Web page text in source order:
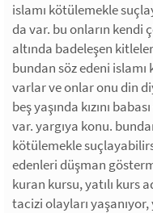
islamı kötülemekle
da var. bu onların kendi
altında badeleşen
bundan söz edeni islamı
varlar ve onlar onu din
beş yaşında kızını
var. yargıya konu.
kötülemekle
edenleri düşman
kuran kursu, yatılı kurs
tacizi olayları